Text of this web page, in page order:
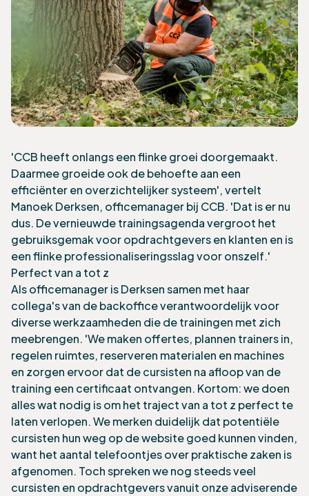
'CCB heeft onlangs een flinke groei doorgemaakt.
Daarmee groeide ook de behoefte aan een
efficiënter en overzichtelijker systeem', vertelt
Manoek Derksen, officemanager bij CCB. 'Dat is er nu
dus. De vernieuwde trainingsagenda vergroot het
gebruiksgemak voor opdrachtgevers en klanten en is
een flinke professionaliseringsslag voor onszelf.'
Perfect van a tot z
Als officemanager is Derksen samen met haar
collega's van de backoffice verantwoordelijk voor
diverse werkzaamheden die de trainingen met zich
meebrengen. 'We maken offertes, plannen trainers in,
regelen ruimtes, reserveren materialen en machines
en zorgen ervoor dat de cursisten na afloop van de
training een certificaat ontvangen. Kortom: we doen
alles wat nodig is om het traject van a tot z perfect te
laten verlopen. We merken duidelijk dat potentiële
cursisten hun weg op de website goed kunnen vinden,
want het aantal telefoontjes over praktische zaken is
afgenomen. Toch spreken we nog steeds veel
cursisten en opdrachtgevers vanuit onze adviserende